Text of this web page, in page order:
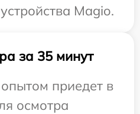
Magio.
за 35 минут
приедет в
осмотра